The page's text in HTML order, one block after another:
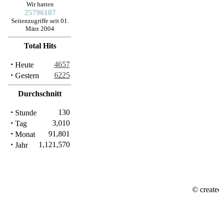
Wir hatten
25796107
Seitenzugriffe seit 01.
März 2004
Total Hits
· Heute 4657
· Gestern 6225
Durchschnitt
· Stunde 130
· Tag 3,010
· Monat 91,801
· Jahr 1,121,570
©